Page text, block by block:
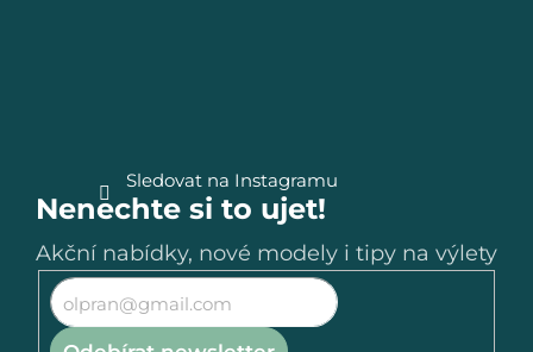
Sledovat na Instagramu
Nenechte si to ujet!
Akční nabídky, nové modely i tipy na výlety